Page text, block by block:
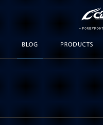
BLOG PRODUCTS